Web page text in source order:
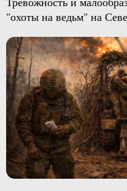
"охоты на ведьм" на